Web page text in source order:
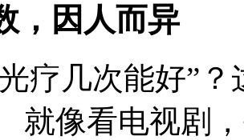
，因人而异
疗几次能好”
就像看电视剧